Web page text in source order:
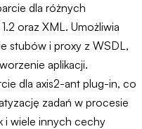
dla różnych
oraz XML. Umożliwia
stubów i proxy z WSDL,
aplikacji.
dla axis2-ant plug-in, co
zadań w procesie
i wiele innych cechy